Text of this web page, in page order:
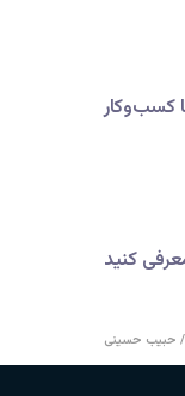
کسب‌وکار
کنید
/ حبیب حسینی